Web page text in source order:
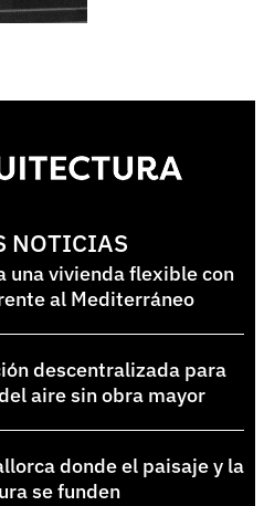
NOTICIAS
una vivienda flexible con
al Mediterráneo
descentralizada para
aire sin obra mayor
donde el paisaje y la
se funden